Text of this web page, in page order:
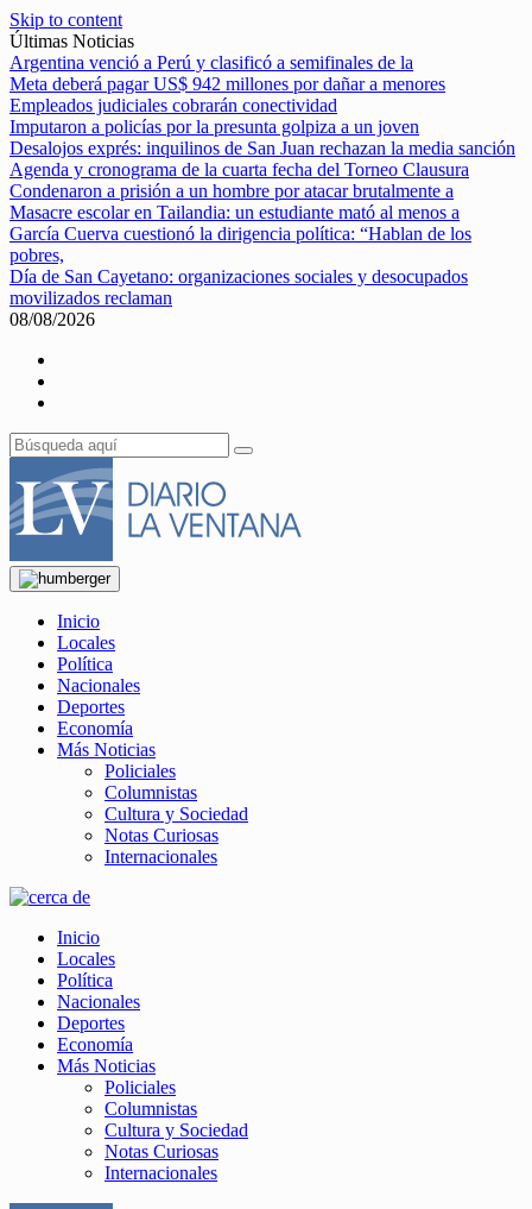
Skip to content
Últimas Noticias
Argentina venció a Perú y clasificó a semifinales de la
Meta deberá pagar US$ 942 millones por dañar a menores
Empleados judiciales cobrarán conectividad
Imputaron a policías por la presunta golpiza a un joven
Desalojos exprés: inquilinos de San Juan rechazan la media sanción
Agenda y cronograma de la cuarta fecha del Torneo Clausura
Condenaron a prisión a un hombre por atacar brutalmente a
Masacre escolar en Tailandia: un estudiante mató al menos a
García Cuerva cuestionó la dirigencia política: “Hablan de los
pobres,
Día de San Cayetano: organizaciones sociales y desocupados
movilizados reclaman
08/08/2026
Inicio
Locales
Política
Nacionales
Deportes
Economía
Más Noticias
Policiales
Columnistas
Cultura y Sociedad
Notas Curiosas
Internacionales
Inicio
Locales
Política
Nacionales
Deportes
Economía
Más Noticias
Policiales
Columnistas
Cultura y Sociedad
Notas Curiosas
Internacionales